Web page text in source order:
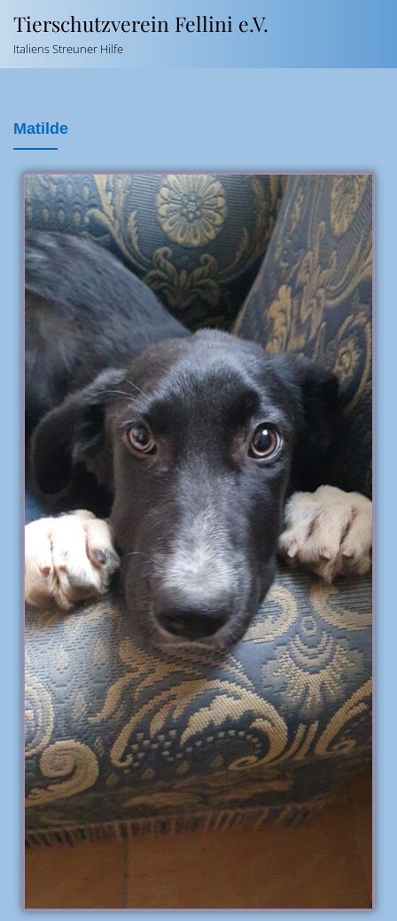
Tierschutzverein Fellini e.V.
Italiens Streuner Hilfe
Matilde